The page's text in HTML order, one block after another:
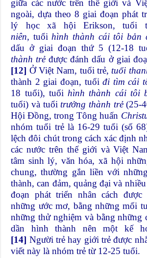
giữa các nước trên thế giới và
ngoài, dựa theo 8 giai đoạn phát
lý học xã hội Erikson, tuổi
niên, tuổi hình thành cái tôi bản
dấu ở giai đoạn thứ 5 (12-18
thành trẻ được đánh dấu ở giai
[12] Ở Việt Nam, tuổi trẻ, tuổi
thành 2 giai đoạn, tuổiđi tìm cái
18 tuổi), tuổi hình thành cái tôi
tuổi) và tuổi trưởng thành trẻ(25-
Hội Đồng, trong Tông huấn
nhóm tuổi trẻ là 16-29 tuổi (số
lệch đôi chút trong cách xác định
các nước trên thế giới và Việt
tâm sinh lý, văn hóa, xã hội
chung, thường gắn liền với
thành, can đảm, quảng đại và
đoạn phát triển nhân cách được
những ước mơ, bằng những mối
những thử nghiệm và bằng những
dần hình thành nên một kế
[14] Người trẻ hay giới trẻ được
viết này là nhóm trẻ từ 12-25 tuổi.